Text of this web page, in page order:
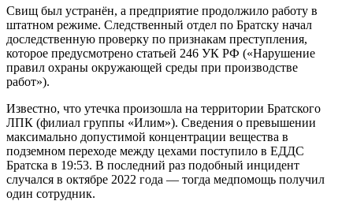
Свищ был устранён, а предприятие продолжило работу в
штатном режиме. Следственный отдел по Братску начал
доследственную проверку по признакам преступления,
которое предусмотрено статьей 246 УК РФ («Нарушение
правил охраны окружающей среды при производстве
работ»).
Известно, что утечка произошла на территории Братского
ЛПК (филиал группы «Илим»). Сведения о превышении
максимально допустимой концентрации вещества в
подземном переходе между цехами поступило в ЕДДС
Братска в 19:53. В последний раз подобный инцидент
случался в октябре 2022 года — тогда медпомощь получил
один сотрудник.